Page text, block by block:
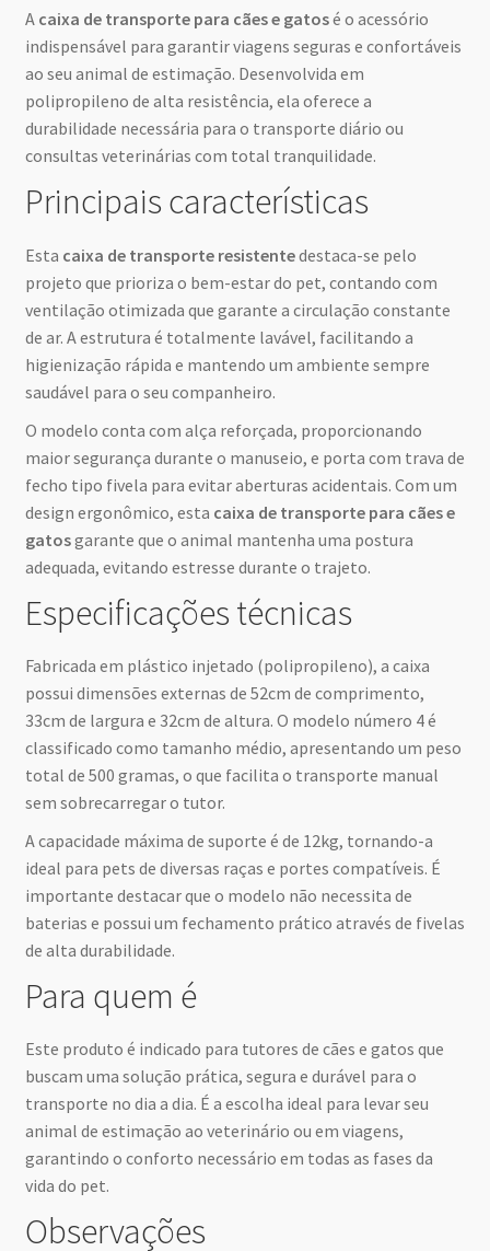
A caixa de transporte para cães e gatosé o acessório
indispensável para garantir viagens seguras e confortáveis
ao seu animal de estimação. Desenvolvida em
polipropileno de alta resistência, ela oferece a
durabilidade necessária para o transporte diário ou
consultas veterinárias com total tranquilidade.
Principais características
Esta caixa de transporte resistentedestaca-se pelo
projeto que prioriza o bem-estar do pet, contando com
ventilação otimizada que garante a circulação constante
de ar. A estrutura é totalmente lavável, facilitando a
higienização rápida e mantendo um ambiente sempre
saudável para o seu companheiro.
O modelo conta com alça reforçada, proporcionando
maior segurança durante o manuseio, e porta com trava de
fecho tipo fivela para evitar aberturas acidentais. Com um
design ergonômico, esta caixa de transporte para cães e
gatosgarante que o animal mantenha uma postura
adequada, evitando estresse durante o trajeto.
Especificações técnicas
Fabricada em plástico injetado (polipropileno), a caixa
possui dimensões externas de 52cm de comprimento,
33cm de largura e 32cm de altura. O modelo número 4 é
classificado como tamanho médio, apresentando um peso
total de 500 gramas, o que facilita o transporte manual
sem sobrecarregar o tutor.
A capacidade máxima de suporte é de 12kg, tornando-a
ideal para pets de diversas raças e portes compatíveis. É
importante destacar que o modelo não necessita de
baterias e possui um fechamento prático através de fivelas
de alta durabilidade.
Para quem é
Este produto é indicado para tutores de cães e gatos que
buscam uma solução prática, segura e durável para o
transporte no dia a dia. É a escolha ideal para levar seu
animal de estimação ao veterinário ou em viagens,
garantindo o conforto necessário em todas as fases da
vida do pet.
Observações